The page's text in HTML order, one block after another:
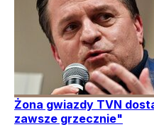
Żona gwiazdy TVN
zawsze grzecznie"